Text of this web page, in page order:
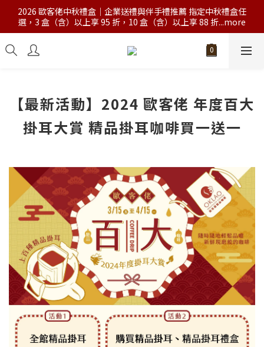
2026 歐客佬中秋禮盒｜企業送禮與伴手禮推薦 指定中秋禮盒任
選，3 盒（含）以上享 95 折，10 盒（含）以上享 88 折...more
【最新活動】2024 歐客佬 年度百大
掛耳大賞 精品掛耳咖啡買一送一